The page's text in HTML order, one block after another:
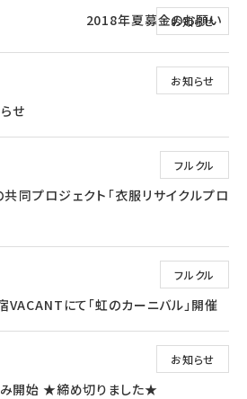
お知らせ
2018年夏募金のお願い
お知らせ
せ
フルクル
共同プロジェクト「衣服リサイクルプロ
フルクル
VACANTにて「虹のカーニバル」開催
お知らせ
み開始 ★締め切りました★